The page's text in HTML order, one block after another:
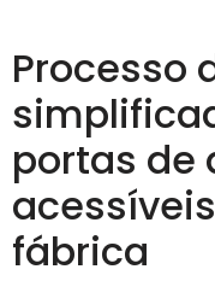
Processo
portas de
fábrica